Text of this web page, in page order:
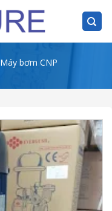
Máy bơm CNP